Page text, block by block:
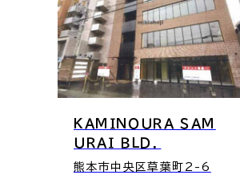
ＫＡＭＩＮＯＵＲＡ ＳＡＭ
ＵＲＡＩ ＢＬＤ．
熊本市中央区草葉町2-6